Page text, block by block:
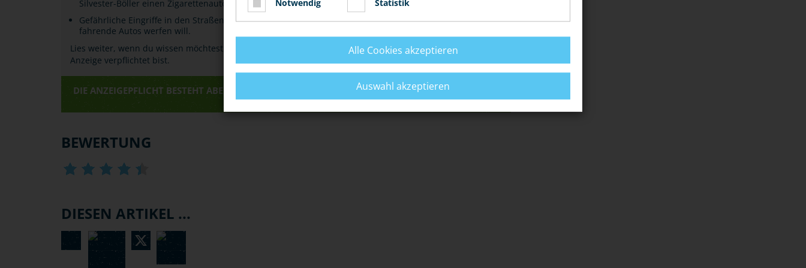
Silvester-Böller einen Zigarettenautomaten "aufsprengen" will.
Gefährliche Eingriffe in den Straßenverkehr (
§ 315bStGB): Du erfährst, dass jemand Steine auf
fahrende Autos werfen will.
Lies weiter, wenn du wissen möchtest, unter welchen Voraussetzungen du bei diesen Straftaten zur
Anzeige verpflichtet bist.
DIE ANZEIGEPFLICHT BESTEHT ABER NUR, WENN...
BEWERTUNG
DIESEN ARTIKEL ...
Notwendig Statistik
Alle Cookies akzeptieren
Auswahl akzeptieren